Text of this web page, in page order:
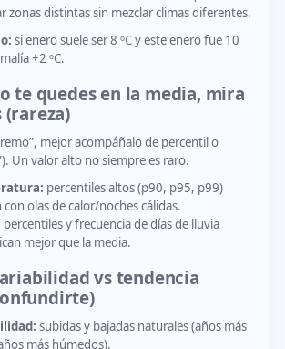
zonas distintas sin mezclar climas diferentes.
si enero suele ser 8 ºC y este enero fue 10
+2 ºC.
te quedes en la media, mira
mejor acompáñalo de percentil o
Un valor alto no siempre es raro.
percentiles altos (p90, p95, p99)
con olas de calor/noches cálidas.
percentiles y frecuencia de días de lluvia
mejor que la media.
vs tendencia
subidas y bajadas naturales (años más
más húmedos).